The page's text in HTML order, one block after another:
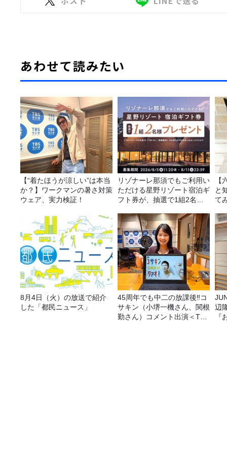
あわせて読みたい
【“着たほうが涼しい”は本当
か？】ワークマンの暑さ対策
ウェア、実力検証！
リゾナーレ那須でもご利用い
ただける星野リゾート宿泊ギ
フト券が、抽選で1組2名様
と
て
8月4日（火）の放送で紹介
した「都民ニュース」
45周年でも中二の放課後‼コ
サキン（小堺一機さん、関根
勤さん）コメント出演＜TBS
JUNK バナナ
辺
『